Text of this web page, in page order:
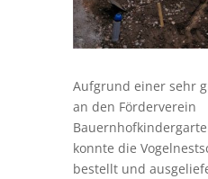
Aufgrund einer sehr
an den Förderverein
konnte die
bestellt und